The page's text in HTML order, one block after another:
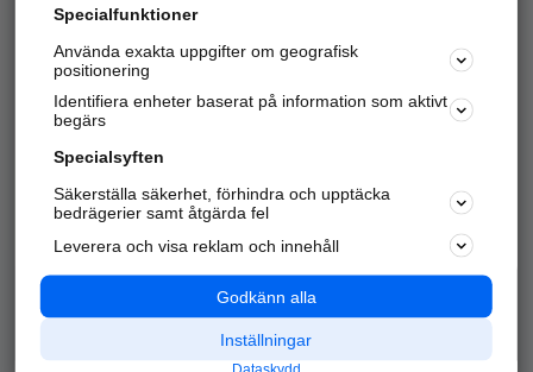
Kom igång och annonsera mot
samarbetspartners nära dig.
Alla kategorier
Populära sökningar
API & Kartor
Annonsera
Integritet
Nödnummer
Specialfunktioner
Använda exakta uppgifter om geografisk
positionering
Identifiera enheter baserat på information som aktivt
begärs
Specialsyften
Säkerställa säkerhet, förhindra och upptäcka
bedrägerier samt åtgärda fel
Leverera och visa reklam och innehåll
Godkänn alla
Inställningar
Dataskydd